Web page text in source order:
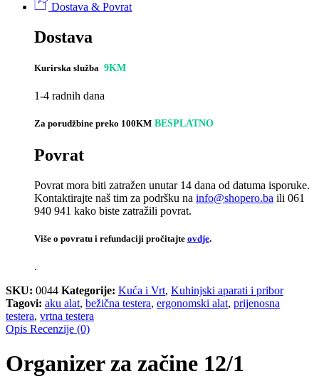
Dostava & Povrat
Dostava
Kurirska služba 9KM
1-4 radnih dana
Za porudžbine preko 100KM BESPLATNO
Povrat
Povrat mora biti zatražen unutar 14 dana od datuma isporuke.
Kontaktirajte naš tim za podršku na info@shopero.ba ili 061
940 941 kako biste zatražili povrat.
Više o povratu i refundaciji pročitajte ovdje.
.
SKU: 0044 Kategorije: Kuća i Vrt, Kuhinjski aparati i pribor
Tagovi: aku alat, bežična testera, ergonomski alat, prijenosna
testera, vrtna testera
Opis Recenzije (0)
Organizer za začine 12/1